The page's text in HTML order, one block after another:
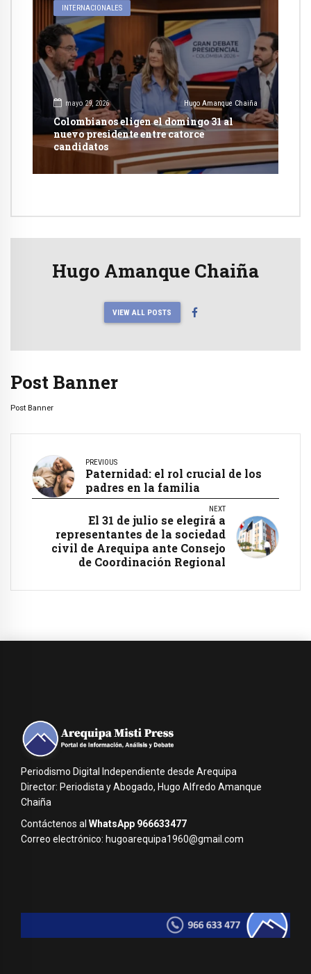
INTERNACIONALES
mayo 29, 2026 Hugo Amanque Chaiña
Colombianos eligen el domingo 31 al
nuevo presidente entre catorce
candidatos
Hugo Amanque Chaiña
VIEW ALL POSTS
Post Banner
Post Banner
PREVIOUS
Paternidad: el rol crucial de los
padres en la familia
NEXT
El 31 de julio se elegirá a
representantes de la sociedad
civil de Arequipa ante Consejo
de Coordinación Regional
Periodismo Digital Independiente desde Arequipa
Director: Periodista y Abogado, Hugo Alfredo Amanque
Chaiña
Contáctenos al WhatsApp 966633477
Correo electrónico: hugoarequipa1960@gmail.com